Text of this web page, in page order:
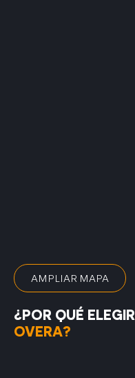
AMPLIAR MAPA
¿POR QUÉ ELEGIR
OVERA?